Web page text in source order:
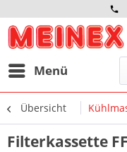
Menü
Übersicht
Filterkassette